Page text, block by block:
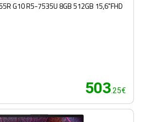
G10 R5-7535U 8GB 512GB 15,6"FHD
503.25€